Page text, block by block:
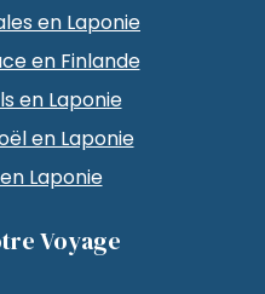
en Laponie
en Finlande
en Laponie
en Laponie
Laponie
Voyage